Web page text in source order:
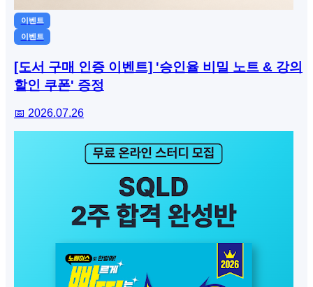
이벤트
이벤트
[도서 구매 인증 이벤트] '승인율 비밀 노트 & 강의
할인 쿠폰' 증정
📅 2026.07.26